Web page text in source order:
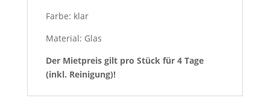
Farbe: klar
Material: Glas
Der Mietpreis gilt pro Stück für 4 Tage
(inkl. Reinigung)!